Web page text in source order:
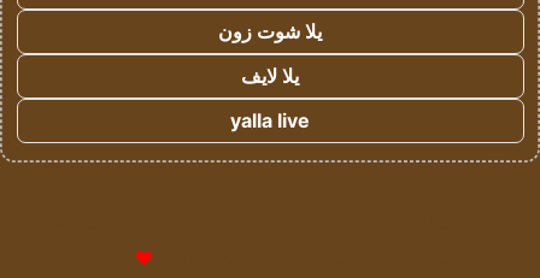
يلا شوت زون
يلا لايف
yalla live